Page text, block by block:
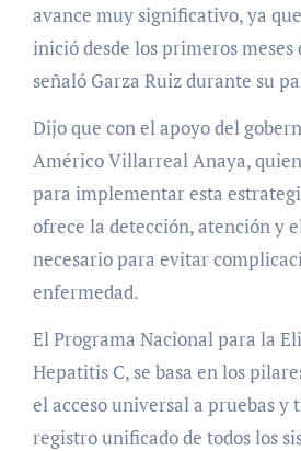
avance muy significativo, ya
inició desde los primeros meses
señaló Garza Ruiz durante su
Dijo que con el apoyo del
Américo Villarreal Anaya,
para implementar esta
ofrece la detección, atención y
necesario para evitar
enfermedad.
El Programa Nacional para la
Hepatitis C, se basa en los
el acceso universal a pruebas
registro unificado de todos los